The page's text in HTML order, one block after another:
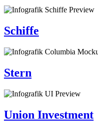
Schiffe
Stern
Union Investment